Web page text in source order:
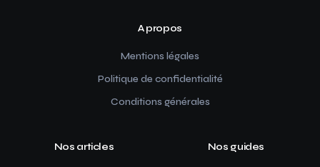
A propos
Mentions légales
Politique de confidentialité
Conditions générales
Nos articles Nos guides